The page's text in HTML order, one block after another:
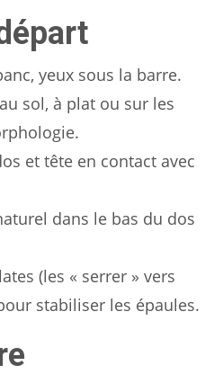
yeux sous la barre.
sol, à plat ou sur les
et tête en contact avec
dans le bas du dos
(les « serrer » vers
stabiliser les épaules.